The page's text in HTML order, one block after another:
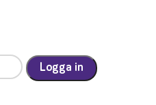
Logga in